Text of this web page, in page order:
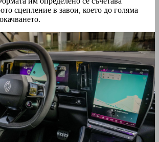
сцепление в завои, което до голяма